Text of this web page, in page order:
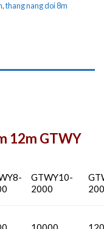
,thang nang doi 8m
12m GTWY
GTWY10-
2000